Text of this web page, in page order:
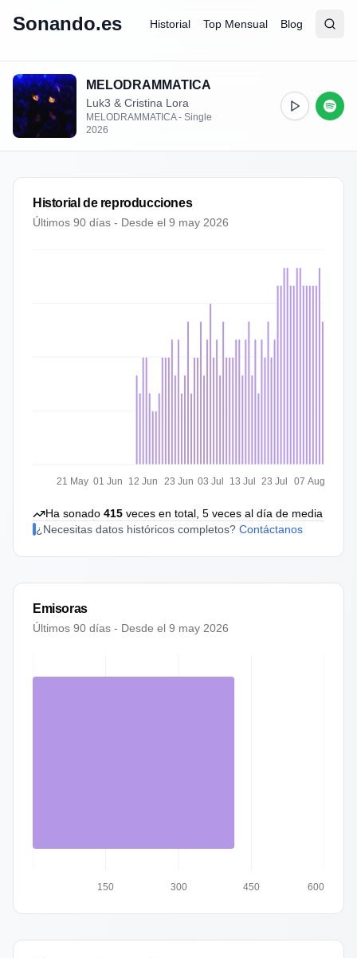
Sonando.es Historial Top Mensual Blog
Abrir
MELODRAMMATICA
Luk3 & Cristina Lora
MELODRAMMATICA - Single
2026
Historial de reproducciones
Últimos 90 días - Desde el 9 may 2026
21 May 01 Jun 12 Jun 23 Jun 03 Jul 13 Jul 23 Jul 07 Aug
Ha sonado 415 veces en total, 5 veces al día de media
¿Necesitas datos históricos completos? Contáctanos
Emisoras
Últimos 90 días - Desde el 9 may 2026
150 300 450 600